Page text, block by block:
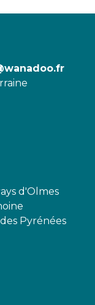
d'Olmes
Pyrénées